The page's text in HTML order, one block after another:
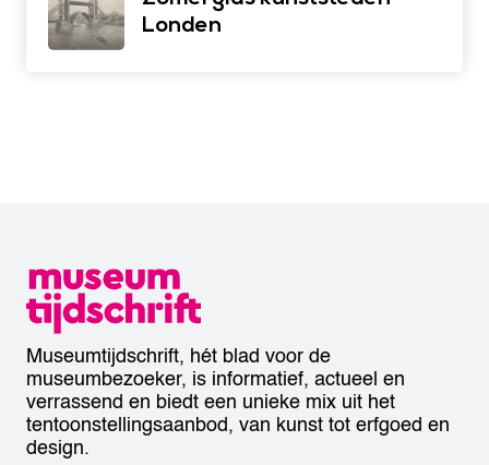
Londen
Museumtijdschrift, hét blad voor de
museumbezoeker, is informatief, actueel en
verrassend en biedt een unieke mix uit het
tentoonstellingsaanbod, van kunst tot erfgoed en
design.